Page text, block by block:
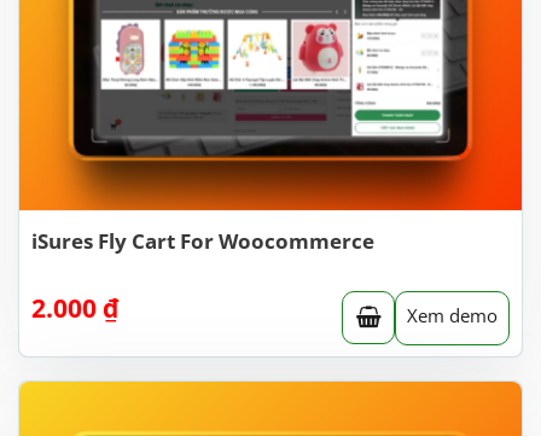
iSures Fly Cart For Woocommerce
2.000 ₫ Xem demo